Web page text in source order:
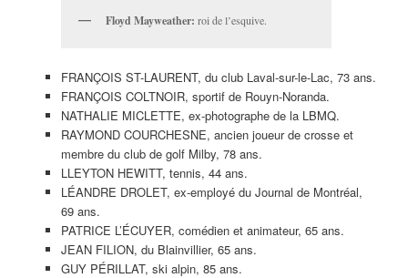
Floyd Mayweather: roi de l’esquive.
FRANÇOIS ST-LAURENT, du club Laval-sur-le-Lac, 73 ans.
FRANÇOIS COLTNOIR, sportif de Rouyn-Noranda.
NATHALIE MICLETTE, ex-photographe de la LBMQ.
RAYMOND COURCHESNE, ancien joueur de crosse et
membre du club de golf Milby, 78 ans.
LLEYTON HEWITT, tennis, 44 ans.
LÉANDRE DROLET, ex-employé du Journal de Montréal,
69 ans.
PATRICE L’ÉCUYER, comédien et animateur, 65 ans.
JEAN FILION, du Blainvillier, 65 ans.
GUY PÉRILLAT, ski alpin, 85 ans.